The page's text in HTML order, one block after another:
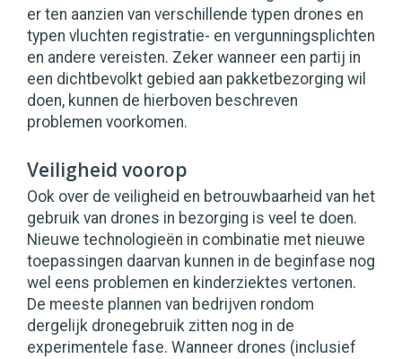
er ten aanzien van verschillende typen drones en
typen vluchten registratie- en vergunningsplichten
en andere vereisten. Zeker wanneer een partij in
een dichtbevolkt gebied aan pakketbezorging wil
doen, kunnen de hierboven beschreven
problemen voorkomen.
Veiligheid voorop
Ook over de veiligheid en betrouwbaarheid van het
gebruik van drones in bezorging is veel te doen.
Nieuwe technologieën in combinatie met nieuwe
toepassingen daarvan kunnen in de beginfase nog
wel eens problemen en kinderziektes vertonen.
De meeste plannen van bedrijven rondom
dergelijk dronegebruik zitten nog in de
experimentele fase. Wanneer drones (inclusief